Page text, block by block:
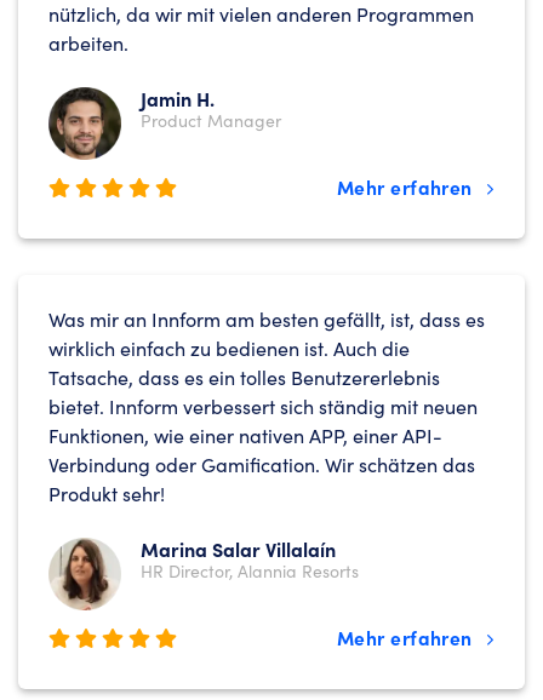
nützlich, da wir mit vielen anderen Programmen
arbeiten.
Jamin H.
Product Manager
Mehr erfahren
Was mir an Innform am besten gefällt, ist, dass es
wirklich einfach zu bedienen ist. Auch die
Tatsache, dass es ein tolles Benutzererlebnis
bietet. Innform verbessert sich ständig mit neuen
Funktionen, wie einer nativen APP, einer API-
Verbindung oder Gamification. Wir schätzen das
Produkt sehr!
Marina Salar Villalaín
HR Director, Alannia Resorts
Mehr erfahren